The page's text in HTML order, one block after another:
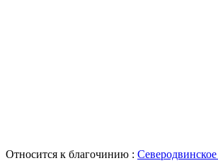
Относится к благочинию :